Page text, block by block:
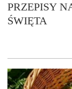
PRZEPISY
ŚWIĘTA